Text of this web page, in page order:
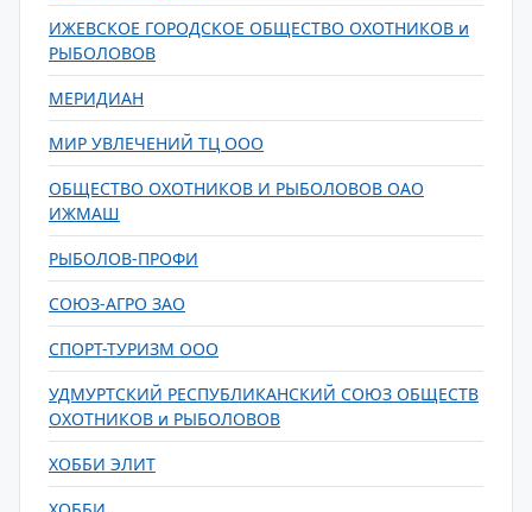
ИЖЕВСКОЕ ГОРОДСКОЕ ОБЩЕСТВО ОХОТНИКОВ и
РЫБОЛОВОВ
МЕРИДИАН
МИР УВЛЕЧЕНИЙ ТЦ ООО
ОБЩЕСТВО ОХОТНИКОВ И РЫБОЛОВОВ ОАО
ИЖМАШ
РЫБОЛОВ-ПРОФИ
СОЮЗ-АГРО ЗАО
СПОРТ-ТУРИЗМ ООО
УДМУРТСКИЙ РЕСПУБЛИКАНСКИЙ СОЮЗ ОБЩЕСТВ
ОХОТНИКОВ и РЫБОЛОВОВ
ХОББИ ЭЛИТ